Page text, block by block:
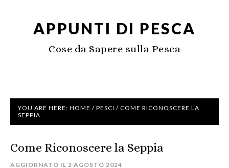
APPUNTI DI PESCA
Cose da Sapere sulla Pesca
YOU ARE HERE: HOME / PESCI / COME RICONOSCERE LA
SEPPIA
Come Riconoscere la Seppia
AGGIORNATO IL 2 AGOSTO 2024